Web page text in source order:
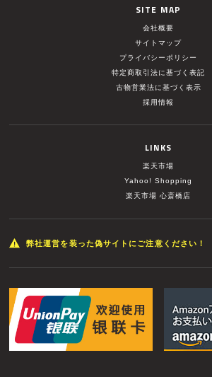
SITE MAP
会社概要
サイトマップ
プライバシーポリシー
特定商取引法に基づく表記
古物営業法に基づく表示
採用情報
LINKS
楽天市場
Yahoo! Shopping
楽天市場 心斎橋店
弊社運営を装った偽サイトにご注意ください！